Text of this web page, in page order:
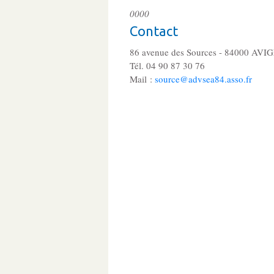
0000
Contact
86 avenue des Sources - 84000
Tél. 04 90 87 30 76
Mail : source@advsea84.asso.fr